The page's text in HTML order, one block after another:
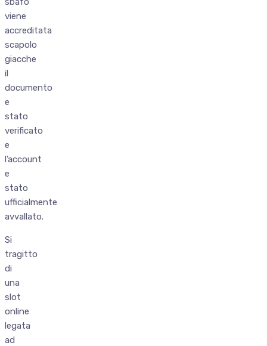
viene
accreditata
scapolo
giacche
il
documento
e
stato
verificato
e
l’account
e
stato
ufficialmente
avvallato.
Si
tragitto
di
una
slot
online
legata
ad